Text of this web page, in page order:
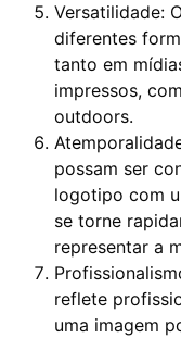
Versatilidade:
diferentes
tanto em
impressos,
outdoors.
possam ser
logotipo com
se torne
representar a
reflete
uma imagem